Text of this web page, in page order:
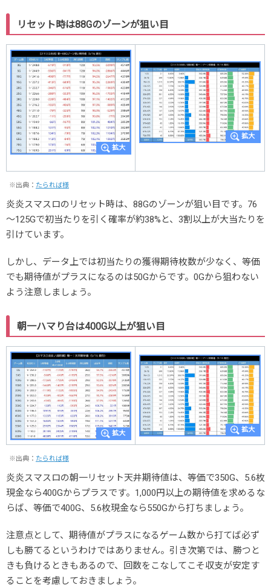
リセット時は88Gのゾーンが狙い目
※出典： たられば様
炎炎スマスロのリセット時は、88Gのゾーンが狙い目です。76
～125Gで初当たりを引く確率が約38%と、3割以上が大当たりを
引けています。
しかし、データ上では初当たりの獲得期待枚数が少なく、等価
でも期待値がプラスになるのは50Gからです。0Gから狙わない
よう注意しましょう。
朝一ハマり台は400G以上が狙い目
※出典： たられば様
炎炎スマスロの朝一リセット天井期待値は、等価で350G、5.6枚
現金なら400Gからプラスです。1,000円以上の期待値を求めるな
らば、等価で400G、5.6枚現金なら550Gから打ちましょう。
注意点として、期待値がプラスになるゲーム数から打てば必ず
しも勝てるというわけではありません。引き次第では、勝つと
きも負けるときもあるので、回数をこなしてこそ収支が安定す
ることを考慮しておきましょう。